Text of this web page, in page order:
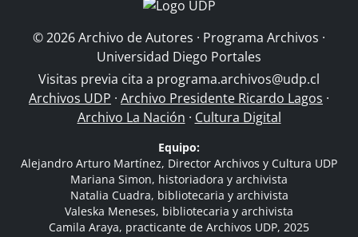
© 2026 Archivo de Autores · Programa Archivos ·
Universidad Diego Portales
Visitas previa cita a programa.archivos@udp.cl
Archivos UDP · Archivo Presidente Ricardo Lagos ·
Archivo La Nación · Cultura Digital
Equipo:
Alejandro Arturo Martínez, Director Archivos y Cultura UDP
Mariana Simon, historiadora y archivista
Natalia Cuadra, bibliotecaria y archivista
Valeska Meneses, bibliotecaria y archivista
Camila Araya, practicante de Archivos UDP, 2025